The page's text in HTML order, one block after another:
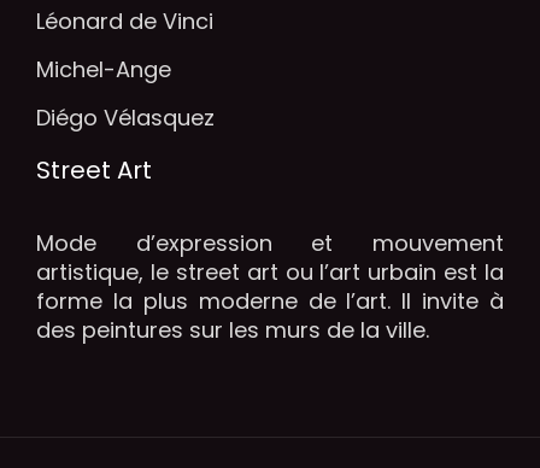
Léonard de Vinci
Michel-Ange
Diégo Vélasquez
Street Art
Mode d’expression et mouvement
artistique, le street art ou l’art urbain est la
forme la plus moderne de l’art. Il invite à
des peintures sur les murs de la ville.